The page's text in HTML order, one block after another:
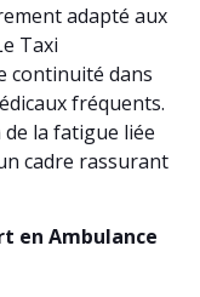
adapté aux
Taxi
continuité dans
fréquents.
la fatigue liée
cadre rassurant
en Ambulance